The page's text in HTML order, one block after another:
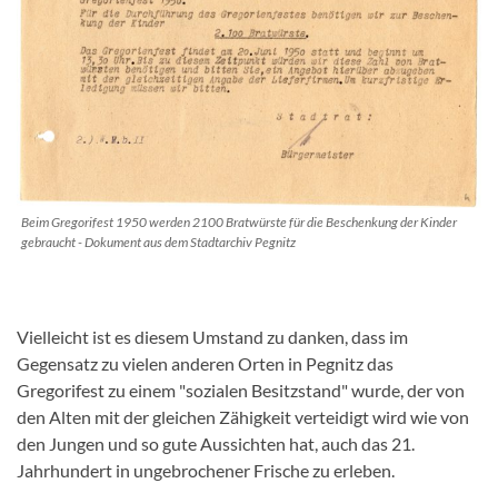
Beim Gregorifest 1950 werden 2100 Bratwürste für die Beschenkung der Kinder
gebraucht - Dokument aus dem Stadtarchiv Pegnitz
Vielleicht ist es diesem Umstand zu danken, dass im
Gegensatz zu vielen anderen Orten in Pegnitz das
Gregorifest zu einem "sozialen Besitzstand" wurde, der von
den Alten mit der gleichen Zähigkeit verteidigt wird wie von
den Jungen und so gute Aussichten hat, auch das 21.
Jahrhundert in ungebrochener Frische zu erleben.